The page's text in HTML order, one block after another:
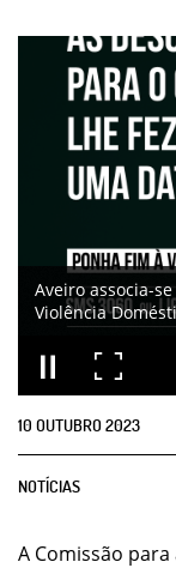
Aveiro associa-
Violência
10 OUTUBRO2023
NOTÍCIAS
A Comissão